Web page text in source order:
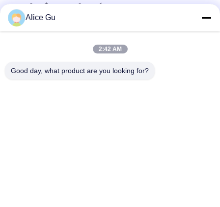
พลาสติกเครื่อง Liquid ฟิลเลอร์
3 ใน 1 ขวดแก้วดื่มบรรจุน้ำพืชด้วยการควบคุมอัตโนมัติเต็มรูปแบบ
Alice Gu
2:42 AM
Good day, what product are you looking for?